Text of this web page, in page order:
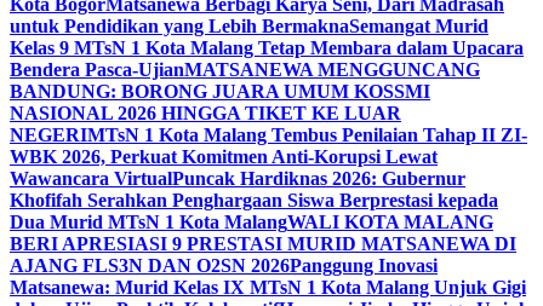
Kota BogorMatsanewa Berbagi Karya Seni, Dari Madrasah
untuk Pendidikan yang Lebih BermaknaSemangat Murid
Kelas 9 MTsN 1 Kota Malang Tetap Membara dalam Upacara
Bendera Pasca-UjianMATSANEWA MENGGUNCANG
BANDUNG: BORONG JUARA UMUM KOSSMI
NASIONAL 2026 HINGGA TIKET KE LUAR
NEGERIMTsN 1 Kota Malang Tembus Penilaian Tahap II ZI-
WBK 2026, Perkuat Komitmen Anti-Korupsi Lewat
Wawancara VirtualPuncak Hardiknas 2026: Gubernur
Khofifah Serahkan Penghargaan Siswa Berprestasi kepada
Dua Murid MTsN 1 Kota MalangWALI KOTA MALANG
BERI APRESIASI 9 PRESTASI MURID MATSANEWA DI
AJANG FLS3N DAN O2SN 2026Panggung Inovasi
Matsanewa: Murid Kelas IX MTsN 1 Kota Malang Unjuk Gigi